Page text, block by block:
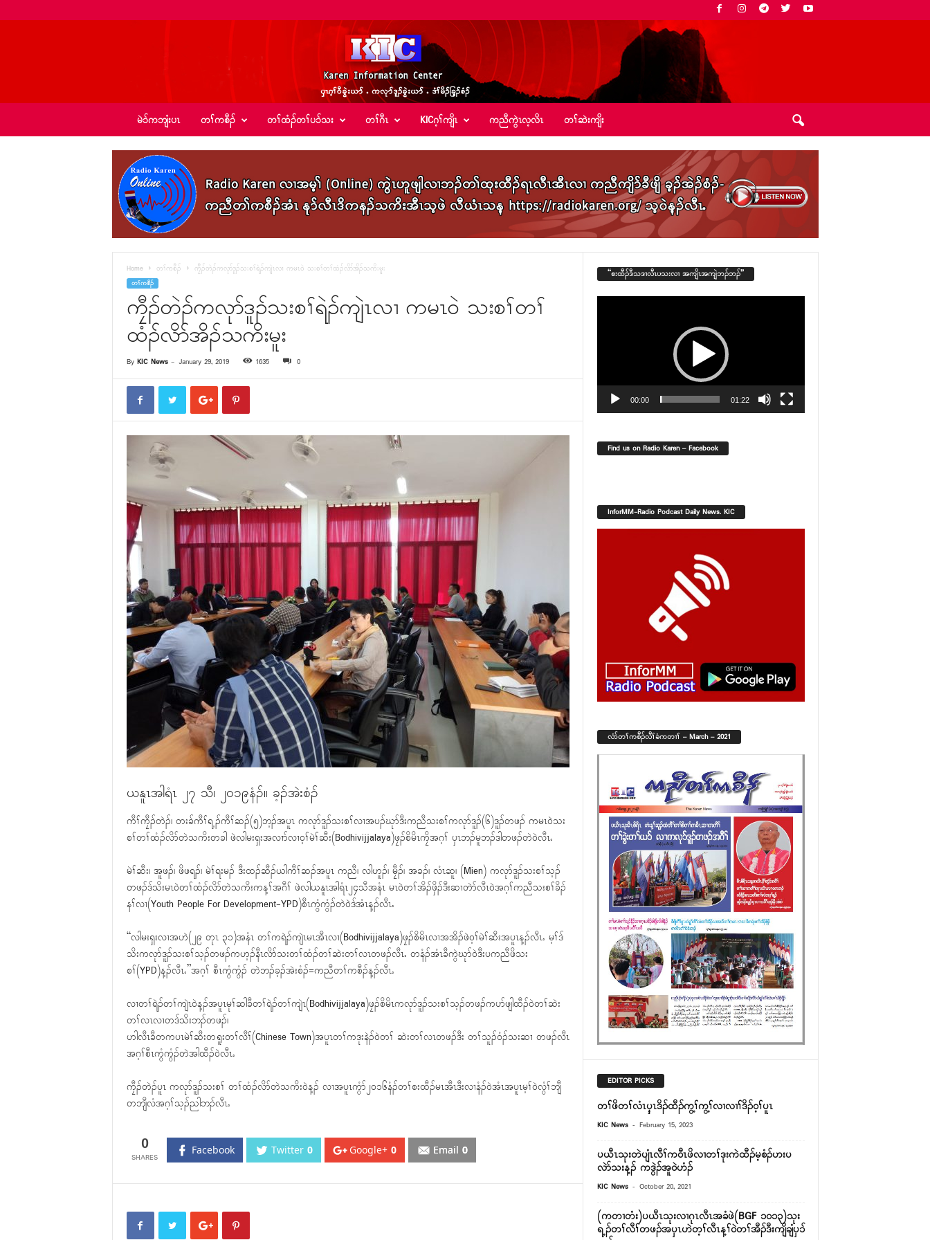
အဲ
မဲၥ်ကဘျံးပၤ တၢ်ကစီၣ် တၢ်ထံၣ်တၢ်ပၥ်သး တၢ်ဂီၤ KICဂ့ၢ်ကျိၤ ကညီကွဲၤလ့လိၤ တၢ်ဆဲးကျိး
Home တၢ်ကစီၣ် ကၠီၣ်တဲၣ်ကလုာ်ဒူၣ်သးစၢ်ရဲၣ်ကျဲၤလၢ ကမၤ၀ဲ သးစၢ်တၢ်ထံၣ်လိာ်အိၣ်သကိးမူး
တၢ်ကစီၣ်
ကၠီၣ်တဲၣ်ကလုာ်ဒူၣ်သးစၢ်ရဲၣ်ကျဲၤလၢ ကမၤ၀ဲ သးစၢ်တၢ်
ထံၣ်လိာ်အိၣ်သကိးမူး
By KIC News- January 29, 2019 1635 0
ယနူၤအါရံၤ ၂၇ သီ၊ ၂၀၁၉နံၣ်။ ခ့ၣ်အဲးစံၣ်
ကီၢ်ကၠီၣ်တဲၣ်၊ တးခ်ကီၢ်ရ့ၣ်ကီၢ်ဆၣ်(၅)ဘ့ၣ်အပူၤ ကလုာ်ဒူၣ်သးစၢ်လၢအပၣ်ဃုာ်ဒီးကညီသးစၢ်ကလုာ်ဒူၣ်(၆)ဒူၣ်တဖၣ် ကမၤ၀ဲသး
စၢ်တၢ်ထံၣ်လိာ်တဲသကိးတခါ ဖဲလါမးရှးအလၢာ်လၢ၀့ၢ်မဲၢ်ဆီး(Bodhivijjalaya)ဖၠၣ်စိမိၤကၠိအဂ့ၢ် ၦၤဘၣ်မူဘၣ်ဒါတဖၣ်တဲ၀ဲလီၤႉ
မဲၢ်ဆီး၊ အူဖၣ်၊ ဖိဖရၣ်၊ မဲၢ်ရးမၣ် ဒီးထၣ်ဆီၣ်ယါကီၢ်ဆၣ်အပူၤ ကညီ၊ လါဟူၣ်၊ မၠီၣ်၊ အခၣ်၊ လံၤဆူ၊ (Mien) ကလုာ်ဒူၣ်သးစၢ်သ့ၣ်
တဖၣ်ဒ်သိးမၤ၀ဲတၢ်ထံၣ်လိာ်တဲသကိးကန့ၢ်အဂီၢ် ဖဲလါယနူၤအါရံၤ၂၄သီအနံၤ မၤ၀ဲတၢ်အိၣ်ဖှိၣ်ဒီးဆၢတဲာ်လီၤ၀ဲအဂ့ၢ်ကညီသးစၢ်ခိၣ်
နၢ်လၢ(Youth People For Development-YPD)စီၤကွံကွံၣ်တဲ၀ဲဒ်အံၤန့ၣ်လီၤႉ
“လါမးရှးလၢအဟဲ(၂၉ တုၤ ၃၁)အနံၤ တၢ်ကရဲၣ်ကျဲၤမၤအီၤလၢ(Bodhivijjalaya)ဖၠၣ်စိမိၤလၢအအိၣ်ဖဲ၀့ၢ်မဲၢ်ဆီးအပူၤန့ၣ်လီၤႉ မ့ၢ်ဒ်
သိးကလုာ်ဒူၣ်သးစၢ်သ့ၣ်တဖၣ်ကဟ့ၣ်နီၤလိာ်သးတၢ်ထံၣ်တၢ်ဆဲးတၢ်လၤတဖၣ်လီၤႉ တနံၣ်အံၤခီကွဲဃုာ်၀ဲဒီးပကညီဖိသး
စၢ်(YPD)န့ၣ်လီၤႉ”အဂ့ၢ် စီၤကွံကွံၣ် တဲဘၣ်ခ့ၣ်အဲးစံၣ်=ကညီတၢ်ကစီၣ်န့ၣ်လီၤႉ
လၢတၢ်ရဲၣ်တၢ်ကျဲၤ၀ဲန့ၣ်အပူၤမုၢ်ဆါခီတၢ်ရဲၣ်တၢ်ကျဲၤ(Bodhivijjalaya)ဖၠၣ်စိမိၤကလုာ်ဒူၣ်သးစၢ်သ့ၣ်တဖၣ်ကပာ်ဖျါထီၣ်၀ဲတၢ်ဆဲး
တၢ်လၤလၢတဒ်သိးဘၣ်တဖၣ်၊
ဟါလီၤခီတကပၤမဲၢ်ဆီးတရူးတၢ်လီၢ်(Chinese Town)အပူၤတၢ်ကဒုးနဲၣ်၀ဲတၢ် ဆဲးတၢ်လၤတဖၣ်ဒီး တၢ်သူၣ်၀ံၣ်သးဆၢ တဖၣ်လီၤ
အဂ့ၢ်စီၤကွံကွံၣ်တဲအါထီၣ်၀ဲလီၤႉ
ကၠီၣ်တဲၣ်ပူၤ ကလုာ်ဒူၣ်သးစၢ် တၢ်ထံၣ်လိာ်တဲသကိး၀ဲန့ၣ် လၢအပူၤကွံာ်၂၀၁၆နံၣ်တၢ်စးထီၣ်မၤအီၤဒီးလၢနံၣ်၀ဲအံၤအပူၤမ့ၢ်၀ဲလွံၢ်ဘျီ
တဘျီလံအဂ့ၢ်သ့ၣ်ညါဘၣ်လီၤႉ
0 Facebook Twitter 0 Google+ 0 Email 0
“စးထီၣ်ဒီသဒၢလီၤပသးလၢ အကျိၤအကျဲဘၣ်ဘၣ်”
00:00 01:22
Find us on Radio Karen – Facebook
InforMM-Radio Podcast Daily News. KIC
လံာ်တၢ်ကစီၣ်လီၢ်ခံကတၢၢ် – March – 2021
EDITOR PICKS
တၢ်ဖိတၢ်လံၤၦ့ၤဒိၣ်ထီၣ်ကွ့ၢ်ကွ့ၢ်လၢလၢၢ်ဒိၣ်၀့ၢ်ပူၤ
KIC News - February 15, 2023
ပယီၤသုးတဲပျံၤလီၢ်က၀ီၤဖိလၢတၢ်ဒုးကဲထီၣ်မ့စံၣ်ဟးပ
လဲာ်သးန့ၣ် ကဒွဲၣ်အူ၀ဲဟံၣ်
KIC News - October 20, 2021
(ကတၢတံး)ပယီၤသုးလၢဂုၤလီၤအခံဖဲ(BGF ၁၀၁၃)သုး
ရ့ၣ်တၢ်လီၢ်တဖၣ်အပှၤဟဲတ့ၢ်လီၤန့ၢ်ဝဲတၢ်အီၣ်ဒီးကျိချံပှၥ်